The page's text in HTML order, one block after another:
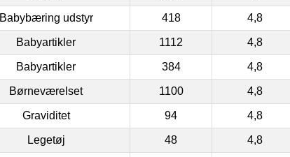
Babybæring udstyr 418 4,8
Babyartikler 1112 4,8
Babyartikler 384 4,8
Børneværelset 1100 4,8
Graviditet 94 4,8
Legetøj 48 4,8